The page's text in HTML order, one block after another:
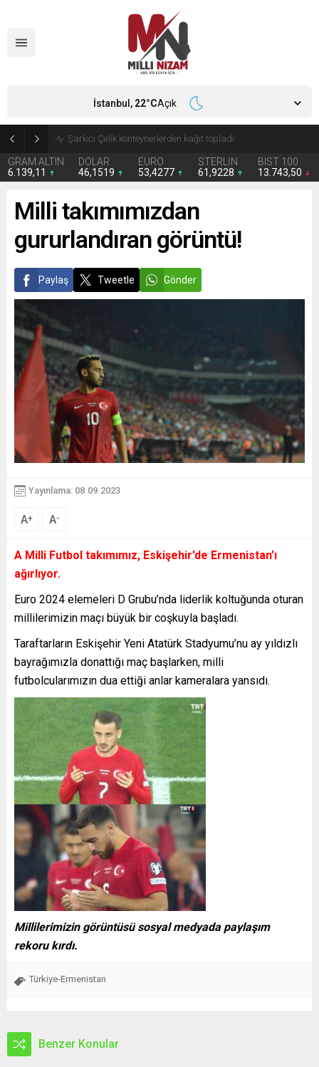
İran 2 ülkeyi birden vurdu
GRAM ALTIN
6.139,11
DOLAR
46,1519
EURO
53,4277
STERLİN
61,9228
BIST 100
13.743,50
İstanbul, 22°CAçık
Milli takımımızdan
gururlandıran görüntü!
Paylaş Tweetle Gönder
Yayınlama: 08.09.2023
A+ A-
A Milli Futbol takımımız, Eskişehir’de Ermenistan’ı
ağırlıyor.
Euro 2024 elemeleri D Grubu’nda liderlik koltuğunda oturan
millilerimizin maçı büyük bir coşkuyla başladı.
Taraftarların Eskişehir Yeni Atatürk Stadyumu’nu ay yıldızlı
bayrağımızla donattığı maç başlarken, milli
futbolcularımızın dua ettiği anlar kameralara yansıdı.
Millilerimizin görüntüsü sosyal medyada paylaşım
rekoru kırdı.
Türkiye-Ermenistan
Benzer Konular